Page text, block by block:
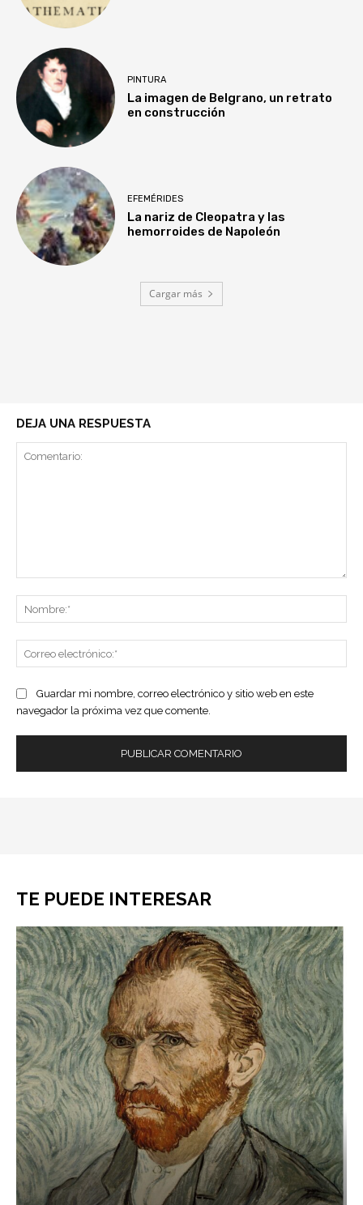
PINTURA
La imagen de Belgrano, un retrato
en construcción
EFEMÉRIDES
La nariz de Cleopatra y las
hemorroides de Napoleón
Cargar más
DEJA UNA RESPUESTA
Guardar mi nombre, correo electrónico y sitio web en este
navegador la próxima vez que comente.
TE PUEDE INTERESAR